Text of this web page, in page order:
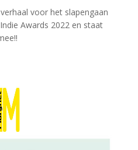
voor het slapengaan
Awards 2022 en staat